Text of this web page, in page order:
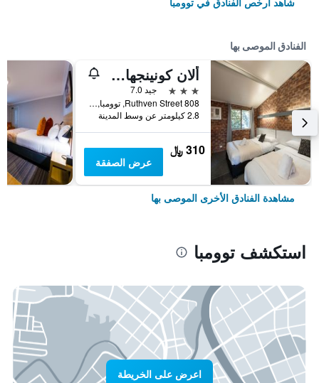
الفنادق الموصى بها
ألان كونينجهام موتل
3 نجوم
جيد 7.0
808 Ruthven Street, توومبا, QLD, أستراليا
2.8 كيلومتر عن وسط المدينة
310 ﷼
عرض الصفقة
مشاهدة الفنادق الأخرى الموصى بها
استكشف توومبا
اعرض على الخريطة